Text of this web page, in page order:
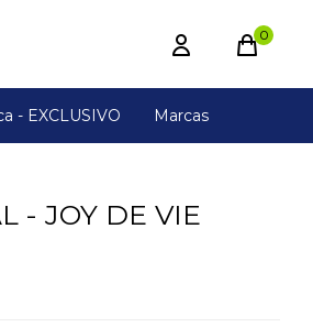
- EXCLUSIVO Marcas
0
- JOY DE VIE